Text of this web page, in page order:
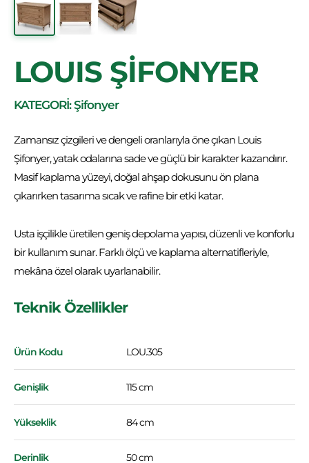
LOUIS ŞİFONYER
KATEGORİ: Şifonyer
Zamansız çizgileri ve dengeli oranlarıyla öne çıkan Louis
Şifonyer, yatak odalarına sade ve güçlü bir karakter kazandırır.
Masif kaplama yüzeyi, doğal ahşap dokusunu ön plana
çıkarırken tasarıma sıcak ve rafine bir etki katar.
Usta işçilikle üretilen geniş depolama yapısı, düzenli ve konforlu
bir kullanım sunar. Farklı ölçü ve kaplama alternatifleriyle,
mekâna özel olarak uyarlanabilir.
Teknik Özellikler
Ürün Kodu LOU.305
Genişlik 115 cm
Yükseklik 84 cm
Derinlik 50 cm